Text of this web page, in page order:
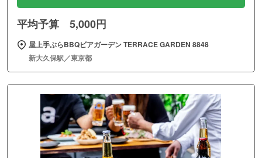
平均予算 5,000円
屋上手ぶらBBQビアガーデン TERRACE GARDEN 8848
新大久保駅／東京都